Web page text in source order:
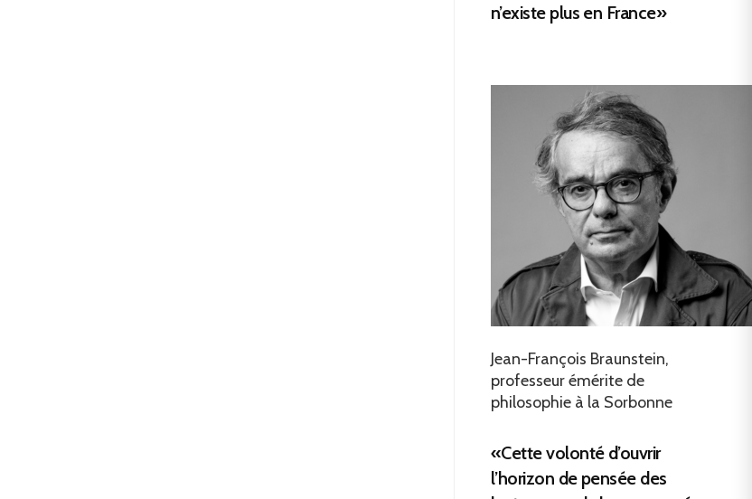
n’existe plus en France»
Jean-François Braunstein,
professeur émérite de
philosophie à la Sorbonne
«Cette volonté d’ouvrir
l’horizon de pensée des